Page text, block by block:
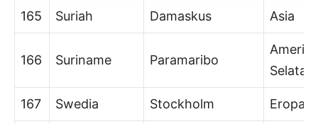
165 Suriah Damaskus Asia
166 Suriname Paramaribo
Amerika
Selatan
167 Swedia Stockholm Eropa